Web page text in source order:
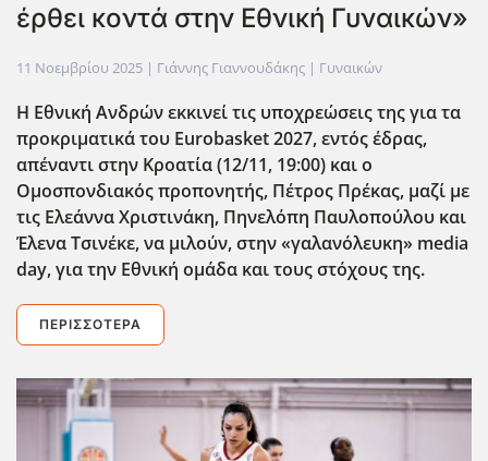
έρθει κοντά στην Εθνική Γυναικών»
11 Νοεμβρίου 2025 | Γιάννης Γιαννουδάκης | Γυναικών
Η Εθνική Ανδρών εκκινεί τις υποχρεώσεις της για τα
προκριματικά του Eurobasket2027, εντός έδρας,
απέναντι στην Κροατία (12/11, 19:00) και ο
Ομοσπονδιακός προπονητής, Πέτρος Πρέκας, μαζί με
τις Ελεάννα Χριστινάκη, Πηνελόπη Παυλοπούλου και
Έλενα Τσινέκε, να μιλούν, στην «γαλανόλευκη» media
day, για την Εθνική ομάδα και τους στόχους της.
ΠΕΡΙΣΣΌΤΕΡΑ